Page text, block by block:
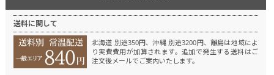
送料に関して
北海道 別途350円、沖縄 別途3200円、離島は地域によ
り実費費用が加算されます。 追加で発生する送料はご
注文後メールでご案内いたします。